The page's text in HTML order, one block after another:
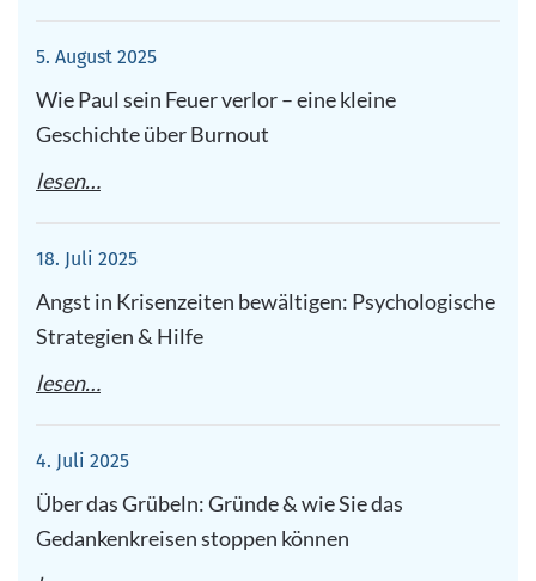
5. August 2025
Wie Paul sein Feuer verlor – eine kleine
Geschichte über Burnout
lesen…
18. Juli 2025
Angst in Krisenzeiten bewältigen: Psychologische
Strategien & Hilfe
lesen…
4. Juli 2025
Über das Grübeln: Gründe & wie Sie das
Gedankenkreisen stoppen können